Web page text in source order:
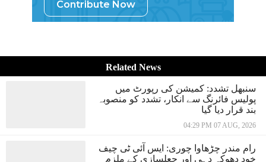
Contribute Now
Related News
سنبھل تشدد: کمیشن کی رپورٹ میں
پولیس فائرنگ سے انکار، تشدد کو منصوبہ
بند قرار دیا گیا
04:29 PM 07 AUG, 2026
رام مندر چڑھاوا چوری: ایس آئی ٹی چیف
خود دھوکہ دہی اور جعلسازی کے ملزم